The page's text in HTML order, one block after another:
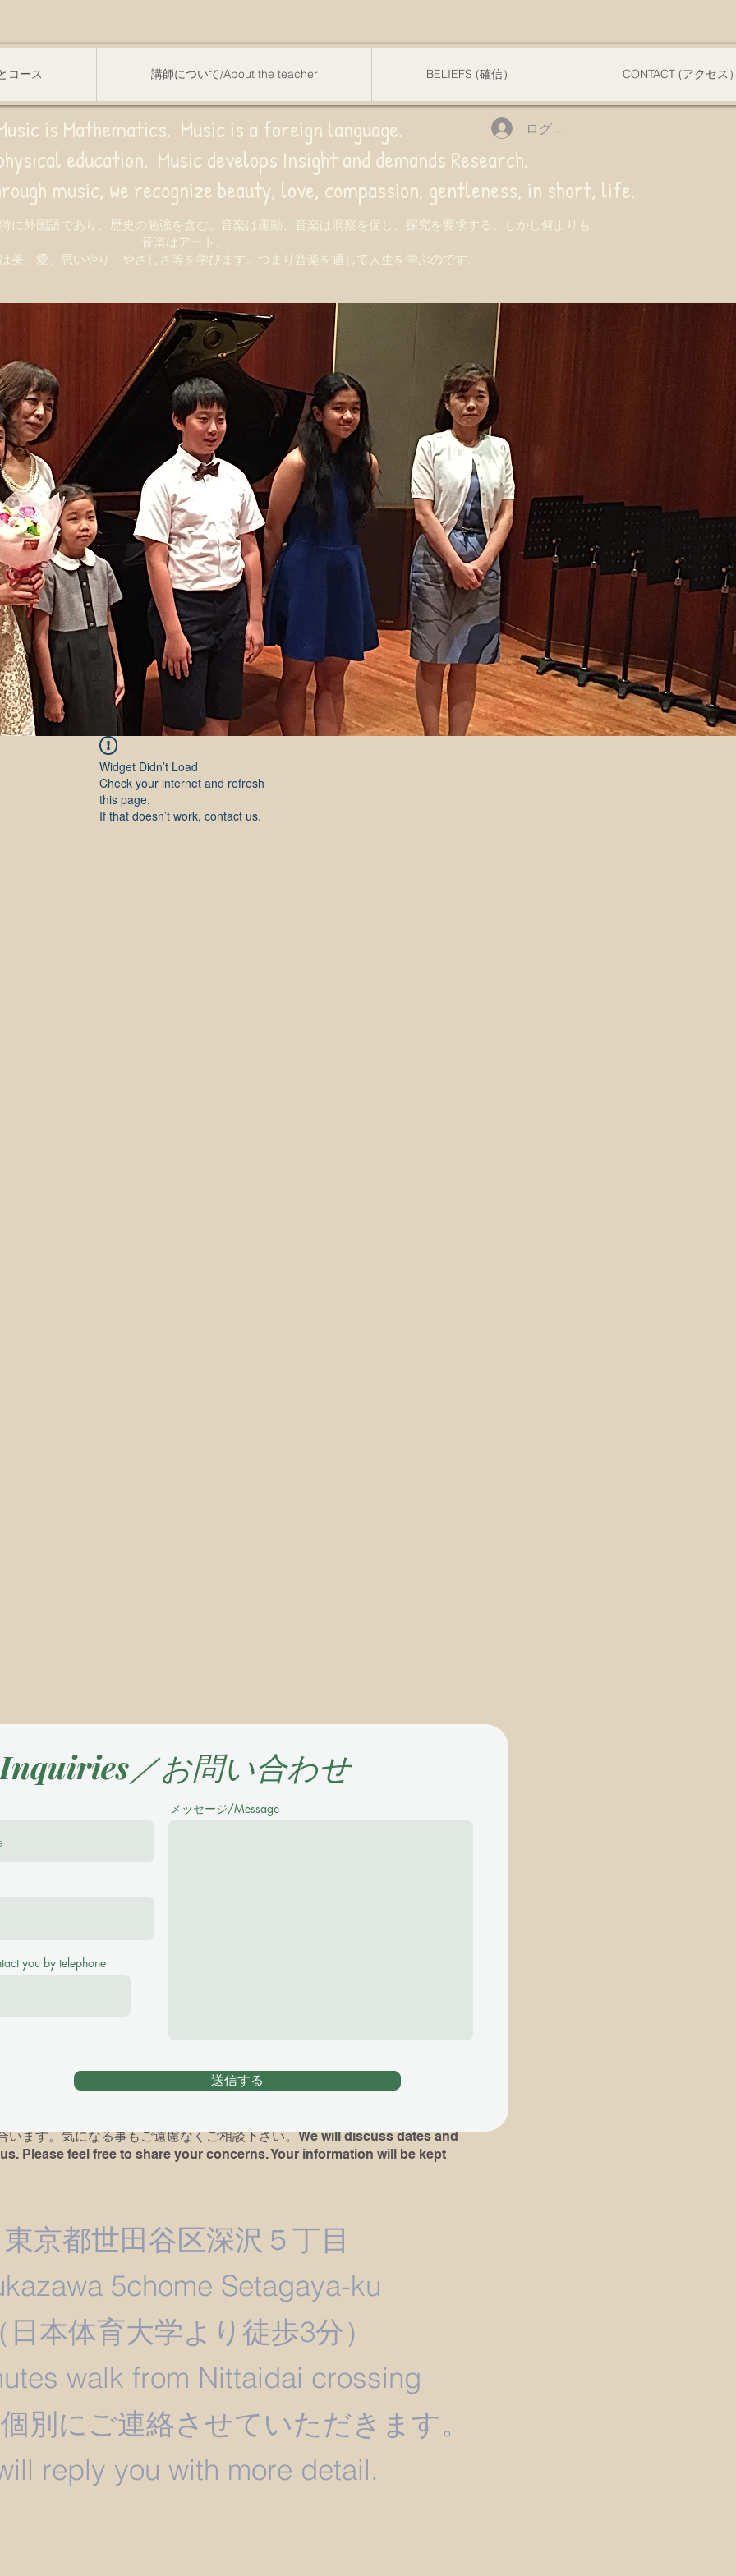
コース 講師について/About the teacher BELIEFS (確信） CONTACT (アクセス
ログイン
is Mathematics. Music is a foreign language.
education. Music develops Insight and demands Research.
recognize beauty, love, compassion, gentleness, in short, life.
に外国語であり、歴史の勉強を含む。音楽は運動、音楽は洞察を促し、探究を要求する。しかし何よりも
音楽はアート。
美、愛、思いやり、やさしさ等を学びます。つまり音楽を通して人生を学ぶのです。
Widget Didn’t Load
Check your internet and refresh
this page.
If that doesn’t work, contact us.
を受け付けます。(¥2500 for 40 minutes, ¥3000 for 60 minutes Trial lessons are
had piano lessons before, please let me know what books or pieces
います。気になる事もご遠慮なくご相談下さい。We will discuss dates and
Please feel free to share your concerns. Your information will be kept
Inquiries／お問い合わせ
you by telephone
メッセージ/Message
送信する
東京都世田谷区深沢５丁目
5chome Setagaya-ku
​（日本体育大学より徒歩3分）
walk from Nittaidai crossing
別にご連絡させていただきます。
reply you with more detail.